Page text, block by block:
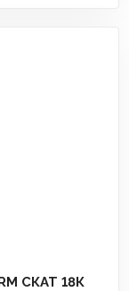
СКАТ 18К